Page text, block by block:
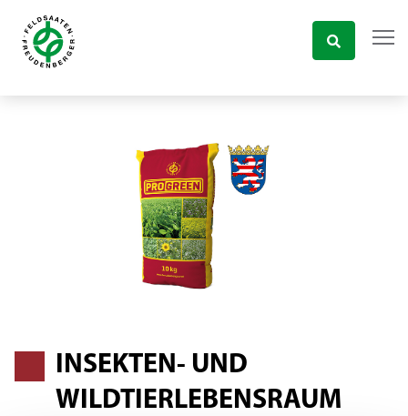
INSEKTEN- UND
WILDTIERLEBENSRAUM